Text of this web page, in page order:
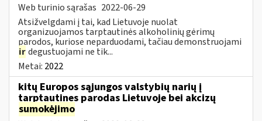
Web turinio sąrašas 2022-06-29
Atsižvelgdami į tai, kad Lietuvoje nuolat
organizuojamos tarptautinės alkoholinių gėrimų
parodos, kuriose neparduodami, tačiau demonstruojami
irdegustuojami ne tik...
Metai: 2022
kitų Europos sąjungos valstybių narių į
tarptautines parodas Lietuvoje bei akcizų
sumokėjimo